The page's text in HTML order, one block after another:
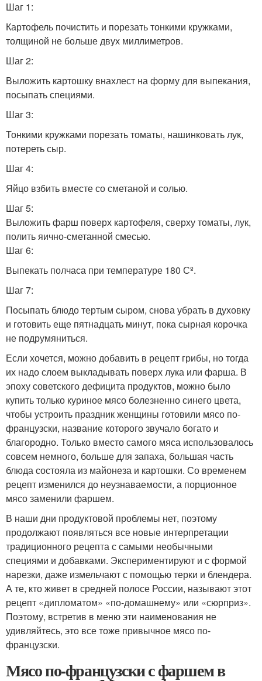
Шаг 1:
Картофель почистить и порезать тонкими кружками,
толщиной не больше двух миллиметров.
Шаг 2:
Выложить картошку внахлест на форму для выпекания,
посыпать специями.
Шаг 3:
Тонкими кружками порезать томаты, нашинковать лук,
потереть сыр.
Шаг 4:
Яйцо взбить вместе со сметаной и солью.
Шаг 5:
Выложить фарш поверх картофеля, сверху томаты, лук,
полить яично-сметанной смесью.
Шаг 6:
Выпекать полчаса при температуре 180 Сº.
Шаг 7:
Посыпать блюдо тертым сыром, снова убрать в духовку
и готовить еще пятнадцать минут, пока сырная корочка
не подрумяниться.
Если хочется, можно добавить в рецепт грибы, но тогда
их надо слоем выкладывать поверх лука или фарша. В
эпоху советского дефицита продуктов, можно было
купить только куриное мясо болезненно синего цвета,
чтобы устроить праздник женщины готовили мясо по-
французски, название которого звучало богато и
благородно. Только вместо самого мяса использовалось
совсем немного, больше для запаха, большая часть
блюда состояла из майонеза и картошки. Со временем
рецепт изменился до неузнаваемости, а порционное
мясо заменили фаршем.
В наши дни продуктовой проблемы нет, поэтому
продолжают появляться все новые интерпретации
традиционного рецепта с самыми необычными
специями и добавками. Экспериментируют и с формой
нарезки, даже измельчают с помощью терки и блендера.
А те, кто живет в средней полосе России, называют этот
рецепт «дипломатом» «по-домашнему» или «сюрприз».
Поэтому, встретив в меню эти наименования не
удивляйтесь, это все тоже привычное мясо по-
французски.
Мясо по-французски с фаршем в